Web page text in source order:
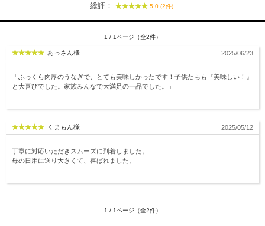
総評：
5.0 (2件)
1 / 1ページ（全2件）
あっさん様 2025/06/23
「ふっくら肉厚のうなぎで、とても美味しかったです！子供たちも『美味しい！』
と大喜びでした。家族みんなで大満足の一品でした。」
くまもん様 2025/05/12
丁寧に対応いただきスムーズに到着しました。
母の日用に送り大きくて、喜ばれました。
1 / 1ページ（全2件）